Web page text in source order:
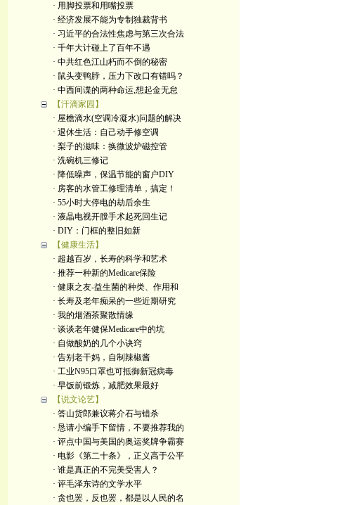
· 用脚投票和用嘴投票
· 经济发展不能为专制独裁背书
· 习近平的合法性焦虑与第三次合法
· 千年大计碰上了百年不遇
· 中共红色江山朽而不倒的秘密
· 鼠头变鸭脖，压力下改口有错吗？
· 中西间谍的两种命运,想起金无怠
【汗滴家园】
· 屋檐滴水(空调冷凝水)问题的解决
· 退休生活：自己动手修空调
· 梨子的滋味：换微波炉磁控管
· 洗碗机三修记
· 降低噪声，保温节能的窗户DIY
· 房客的水管工修理清单，搞定！
· 55小时大停电的劫后余生
· 液晶电视开膛手术起死回生记
· DIY：门框的整旧如新
【健康生活】
· 超越百岁，长寿的科学和艺术
· 推荐一种新的Medicare保险
· 健康之友-益生菌的种类、作用和
· 长寿及老年痴呆的一些近期研究
· 我的烟酒茶聚散情缘
· 谈谈老年健保Medicare中的坑
· 自做酸奶的几个小诀窍
· 告别老干妈，自制辣椒酱
· 工业N95口罩也可抵御新冠病毒
· 早饭前锻炼，减肥效果最好
【说文论艺】
· 答山货郎兼议蒋介石与错杀
· 恳请小编手下留情，不要推荐我的
· 评点中国与美国的奥运奖牌争霸赛
· 电影《第二十条》，正义高于公平
· 谁是真正的不完美受害人？
· 评毛泽东诗的文学水平
· 贪也罢，反也罢，都是以人民的名